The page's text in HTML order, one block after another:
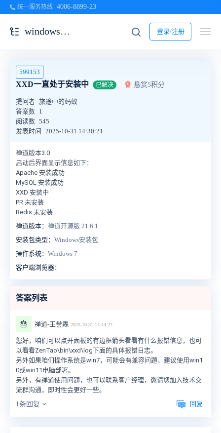
统一服务热线 4006-8899-23
登录/注册
windows一键安装包
599153
XXD一直处于安装中 已解决 悬赏5积分
提问者 旅途中的蚂蚁
答案数 1
阅读数 545
发表时间
2025-10-31 14:30:21
禅道版本3.0
启动后界面显示信息如下：
Apache 安装成功
MySQL 安装成功
XXD 安装中
PR 未安装
Redis 未安装
禅道版本： 禅道开源版 21.6.1
安装包类型： Windows安装包
操作系统： Windows 7
客户端浏览器：
答案列表
🎂 禅道-王誉霖 2025-10-31 14:44:27
您好，咱们可以点开面板的有边框箭头看看有什么报错信息，也可
以看看ZenTao\bin\xxd\log下面的具体报错日志。
另外如果咱们操作系统是win7，可能会有兼容问题，建议使用win1
0或win11电脑部署。
另外，有禅道使用问题，也可以联系客户经理，邀请您加入技术交
流群沟通，即时性会更好一些。
1条回复
回复